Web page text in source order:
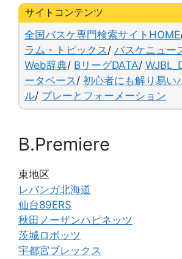
b
o
o
k
k
y
n
k
サイトコンテンツ
全国バスケ専門検索サイトHOME
ラム・トピックス/ バスケニュー
Web辞典/ BリーグDATA/
ータベース/ 初心者にも解り易い
ル/ プレーとフォーメーション
B.Premiere
東地区
レバンガ北海道
仙台89ERS
秋田ノーザンハピネッツ
茨城ロボッツ
宇都宮ブレックス